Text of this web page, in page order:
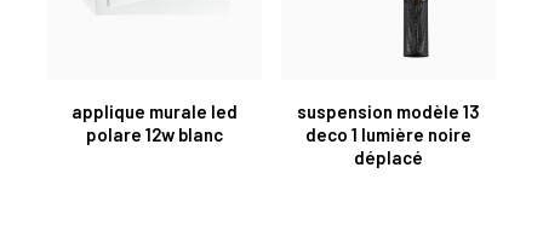
applique murale led
polare 12w blanc
suspension modèle 13
deco 1 lumière noire
déplacé